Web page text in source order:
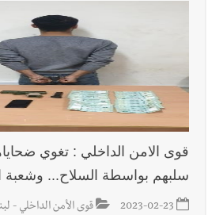
قوى الامن الداخلي : تغوي
سلبهم بواسطة السلاح... وشعبة
2023-02-23 قوى الأمن الداخلي -